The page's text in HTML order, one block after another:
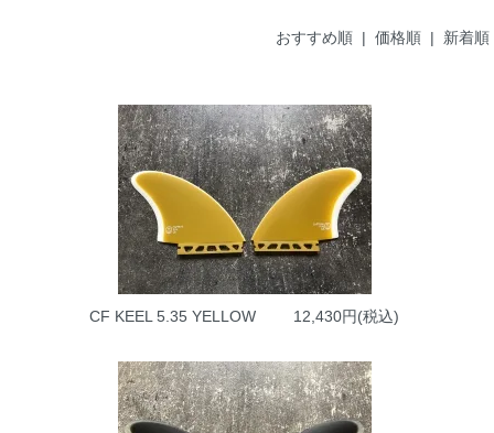
おすすめ順| 価格順| 新着順
CF KEEL 5.35 YELLOW 12,430円(税込)